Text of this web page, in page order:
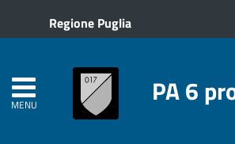
Regione Puglia
MENU PA 6